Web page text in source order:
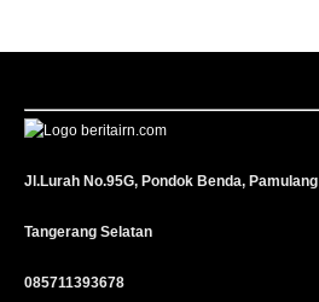
Jl.Lurah No.95G, Pondok Benda, Pamulang
Tangerang Selatan
085711393678